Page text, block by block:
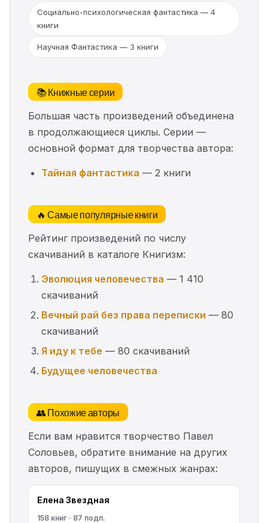
Социально-психологическая фантастика — 4
книги
Научная Фантастика — 3 книги
📚 Книжные серии
Большая часть произведений объединена
в продолжающиеся циклы. Серии —
основной формат для творчества автора:
Тайная фантастика — 2 книги
🔥 Самые популярные книги
Рейтинг произведений по числу
скачиваний в каталоге Книгизм:
Эволюция человечества — 1 410
скачиваний
Вечный рай без права переписки — 80
скачиваний
Я иду к тебе — 80 скачиваний
Будущее человечества
👥 Похожие авторы
Если вам нравится творчество Павел
Соловьев, обратите внимание на других
авторов, пишущих в смежных жанрах:
Елена Звездная
158 книг · 87 подп.